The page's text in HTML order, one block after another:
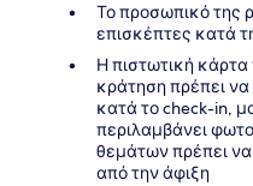
Το προσωπικό της
επισκέπτες κατά
Η πιστωτική κάρτα
κράτηση πρέπει
κατά το check-in,
περιλαμβάνει
θεμάτων πρέπει να
από την άφιξη